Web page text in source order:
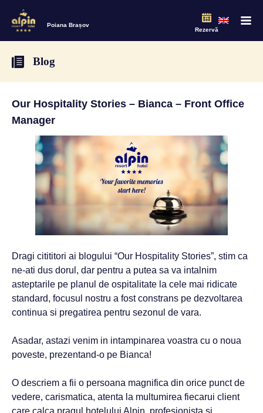
Poiana Brașov
Rezervă
Blog
Our Hospitality Stories – Bianca – Front Office
Manager
Dragi citititori ai blogului “Our Hospitality Stories”, stim ca
ne-ati dus dorul, dar pentru a putea sa va intalnim
asteptarile pe planul de ospitalitate la cele mai ridicate
standard, focusul nostru a fost constrans pe dezvoltarea
continua si pregatirea pentru sezonul de vara.
Asadar, astazi venim in intampinarea voastra cu o noua
poveste, prezentand-o pe Bianca!
O descriem a fii o persoana magnifica din orice punct de
vedere, carismatica, atenta la multumirea fiecarui client